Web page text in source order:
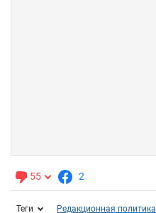
55 2
Теги Редакционная политика